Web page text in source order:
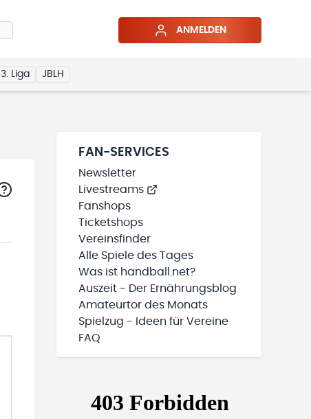
ANMELDEN
3. Liga JBLH
FAN-SERVICES
Newsletter
Livestreams
Fanshops
Ticketshops
Vereinsfinder
Alle Spiele des Tages
Was ist handball.net?
Auszeit - Der Ernährungsblog
Amateurtor des Monats
Spielzug - Ideen für Vereine
FAQ